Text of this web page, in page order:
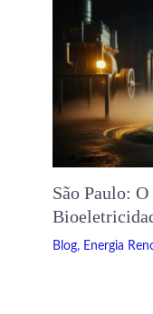
São Paulo:
Blog, Energia